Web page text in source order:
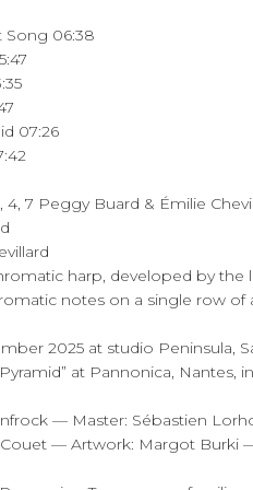
Song 06:38
07:26
4, 7 Peggy Buard & Émilie
harp, developed by the
notes on a single row of
2025 at studio Peninsula,
at Pannonica, Nantes,
— Master: Sébastien
— Artwork: Margot Burki